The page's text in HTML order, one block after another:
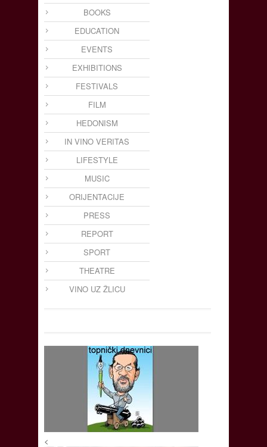
BOOKS
EDUCATION
EVENTS
EXHIBITIONS
FESTIVALS
FILM
HEDONISM
IN VINO VERITAS
LIFESTYLE
MUSIC
ORIJENTACIJE
PRESS
REPORT
SPORT
THEATRE
VINO UZ ŽLICU
<